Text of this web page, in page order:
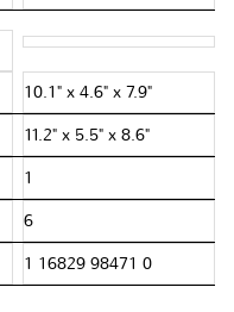
10.1" x 4.6" x 7.9"
11.2" x 5.5" x 8.6"
1
6
1 16829 98471 0